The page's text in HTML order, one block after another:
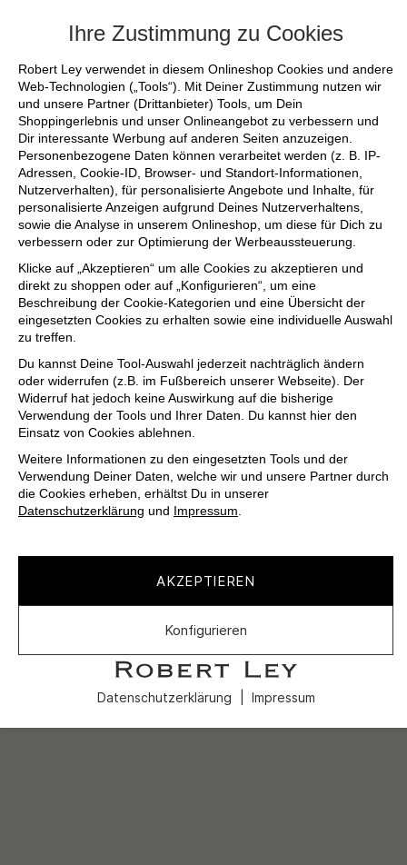
Ihre Zustimmung zu Cookies
Robert Ley verwendet in diesem Onlineshop Cookies und andere
Web-Technologien („Tools“). Mit Deiner Zustimmung nutzen wir
und unsere Partner (Drittanbieter) Tools, um Dein
Shoppingerlebnis und unser Onlineangebot zu verbessern und
Dir interessante Werbung auf anderen Seiten anzuzeigen.
Personenbezogene Daten können verarbeitet werden (z. B. IP-
Adressen, Cookie-ID, Browser- und Standort-Informationen,
Nutzerverhalten), für personalisierte Angebote und Inhalte, für
personalisierte Anzeigen aufgrund Deines Nutzerverhaltens,
sowie die Analyse in unserem Onlineshop, um diese für Dich zu
verbessern oder zur Optimierung der Werbeaussteuerung.
Klicke auf „Akzeptieren“ um alle Cookies zu akzeptieren und
direkt zu shoppen oder auf „Konfigurieren“, um eine
Beschreibung der Cookie-Kategorien und eine Übersicht der
eingesetzten Cookies zu erhalten sowie eine individuelle Auswahl
zu treffen.
Du kannst Deine Tool-Auswahl jederzeit nachträglich ändern
oder widerrufen (z.B. im Fußbereich unserer Webseite). Der
Widerruf hat jedoch keine Auswirkung auf die bisherige
Verwendung der Tools und Ihrer Daten. Du kannst hier den
Einsatz von Cookies ablehnen.
Weitere Informationen zu den eingesetzten Tools und der
Verwendung Deiner Daten, welche wir und unsere Partner durch
die Cookies erheben, erhältst Du in unserer
Datenschutzerklärung und Impressum.
AKZEPTIEREN
Konfigurieren
Datenschutzerklärung Impressum